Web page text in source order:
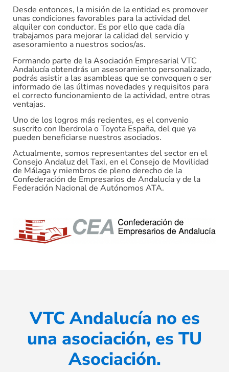
Desde entonces, la misión de la entidad es promover
unas condiciones favorables para la actividad del
alquiler con conductor. Es por ello que cada día
trabajamos para mejorar la calidad del servicio y
asesoramiento a nuestros socios/as.
Formando parte de la Asociación Empresarial VTC
Andalucía obtendrás un asesoramiento personalizado,
podrás asistir a las asambleas que se convoquen o ser
informado de las últimas novedades y requisitos para
el correcto funcionamiento de la actividad, entre otras
ventajas.
Uno de los logros más recientes, es el convenio
suscrito con Iberdrola o Toyota España, del que ya
pueden beneficiarse nuestros asociados.
Actualmente, somos representantes del sector en el
Consejo Andaluz del Taxi, en el Consejo de Movilidad
de Málaga y miembros de pleno derecho de la
Confederación de Empresarios de Andalucía y de la
Federación Nacional de Autónomos ATA.
VTC Andalucía no es
una asociación, es TU
Asociación.